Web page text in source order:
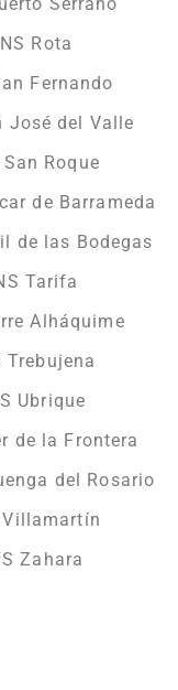
Rota
Fernando
José del Valle
Roque
de Barrameda
de las Bodegas
Tarifa
Alháquime
Trebujena
Ubrique
de la Frontera
del Rosario
Villamartín
Zahara